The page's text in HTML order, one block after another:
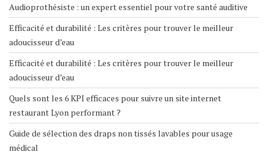
Audioprothésiste : un expert essentiel pour votre santé auditive
Efficacité et durabilité : Les critères pour trouver le meilleur
adoucisseur d’eau
Efficacité et durabilité : Les critères pour trouver le meilleur
adoucisseur d’eau
Quels sont les 6 KPI efficaces pour suivre un site internet
restaurant Lyon performant ?
Guide de sélection des draps non tissés lavables pour usage
médical